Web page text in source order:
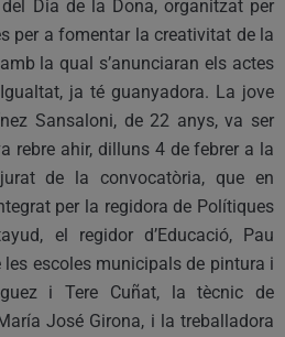
Dia de la Dona, organitzat per
per a fomentar la creativitat de la
la qual s’anunciaran els actes
ja té guanyadora. La jove
Sansaloni, de 22 anys, va ser
rebre ahir, dilluns 4 de febrer a la
de la convocatòria, que en
per la regidora de Polítiques
el regidor d’Educació, Pau
les escoles municipals de pintura i
i Tere Cuñat, la tècnic de
José Girona, i la treballadora